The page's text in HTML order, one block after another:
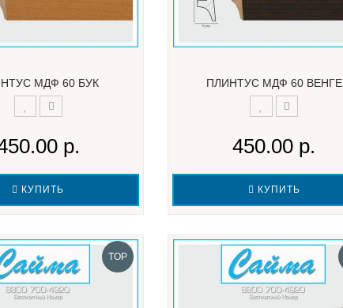
МДФ 60 БУК
р.
КУПИТЬ
ПЛИНТУС МДФ 60 ВЕНГЕ
450.00 р.
КУПИТЬ
TOP